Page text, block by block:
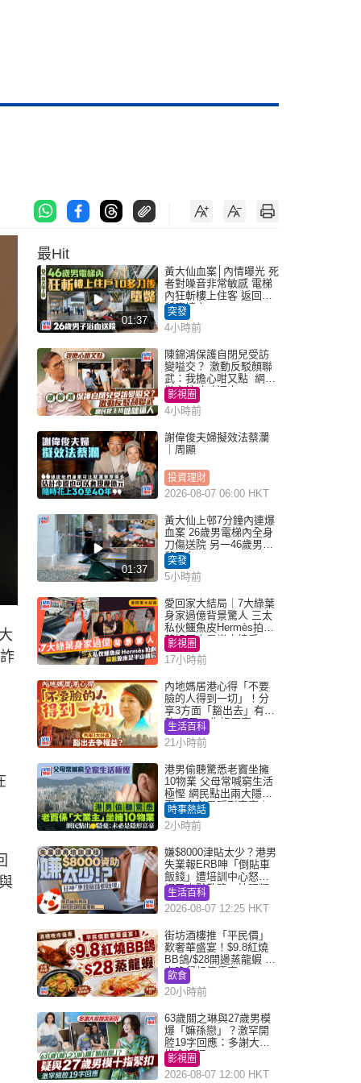
最Hit
01:37
黃大仙血案│內情曝光 死
者對噪音非常敏感 電梯
內狂斬樓上住客 返回住
所墮樓亡
突發
4小時前
陳錦鴻保護自閉兒受訪
變嗌交？ 激動反駁顏聯
武：我擔心咁又點 網民
批主持咄咄逼人
影視圈
4小時前
謝偉俊夫婦擬效法蔡瀾
｜周顯
投資理財
2026-08-07 06:00 HKT
01:37
黃大仙上邨7分鐘內連爆
血案 26歲男電梯內全身
刀傷送院 另一46歲男倒
斃平台
突發
5小時前
愛回家大結局｜7大綠葉
身家過億背景驚人 三太
私伙鱷魚皮Hermès拍劇
蘇姐原來是半山樓后
影視圈
17小時前
內地媽居港心得「不要
臉的人得到一切」！分
享3方面「豁出去」有著
數 網民：你好厲害
生活百科
21小時前
港男偷聽驚悉老竇坐擁
10物業 父母常喊窮生活
極慳 網民點出兩大隱
憂：未必是隱形富豪｜
Juicy叮
時事熱話
2小時前
嫌$8000津貼太少？港男
失業報ERB呻「倒貼車
飯錢」遭培訓中心怒轟
網民幽默教路：揀呢類
課程唔會蝕...
生活百科
2026-08-07 12:25 HKT
街坊酒樓推「平民價」
歎奢華盛宴！$9.8紅燒
BB鴿/$28開邊蒸龍蝦 3
大晚餐超值優惠
飲食
20小時前
63歲關之琳與27歲男模
爆「嫲孫戀」？激罕開
腔19字回應：多謝大家
掛念近況
影視圈
2026-08-07 12:00 HKT